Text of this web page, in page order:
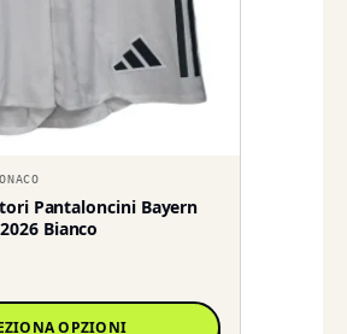
Pantaloncini Bayern
Bianco
OPZIONI